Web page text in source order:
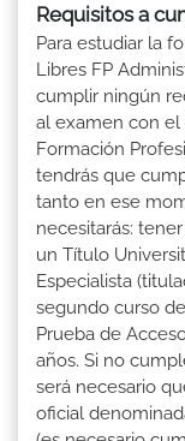
Requisitos a
Para estudiar la
Libres FP
cumplir ningún
al examen con
Formación
tendrás que
tanto en ese
necesitarás:
un Título
Especialista
segundo curso
Prueba de
años. Si no
será necesario
oficial